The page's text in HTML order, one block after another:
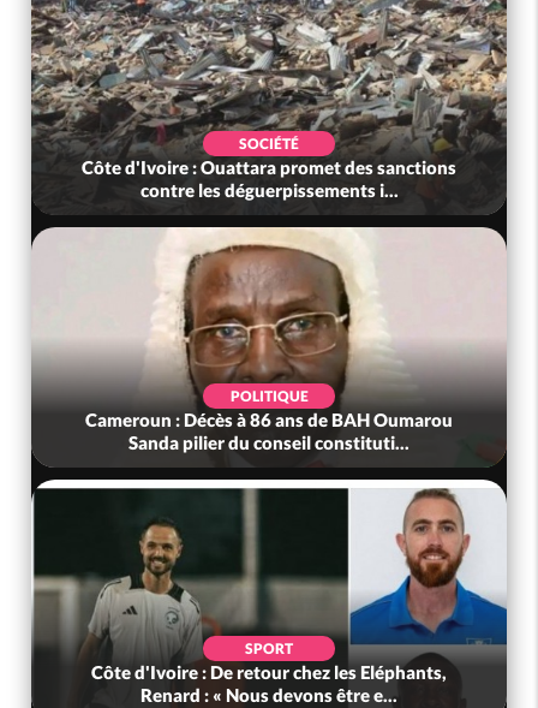
SOCIÉTÉ
Côte d'Ivoire : Rentrée Scolaire 2026-2027,
l'inscription sans frais au Pré...
SOCIÉTÉ
Côte d'Ivoire : Indépendance à Grand-Béréby,
le Sous-Préfet exhorte les pop...
POLITIQUE
Bénin : L'ancien président Patrice Talon élu à la
tête du Sénat